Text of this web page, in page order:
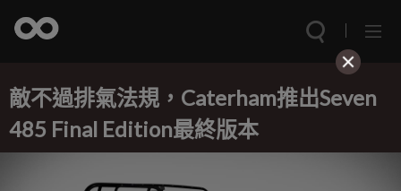
敵不過排氣法規，Caterham推出Seven
485 Final Edition最終版本